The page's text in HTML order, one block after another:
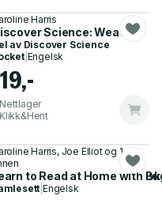
Alphablocks Zap!
Harris
Science: Weather
av Discover Science
| Engelsk
Nettlager
Klikk&Hent
3 Starter Pack (54
Harris, Joe Elliot og 1
to Read at Home with
|Engelsk